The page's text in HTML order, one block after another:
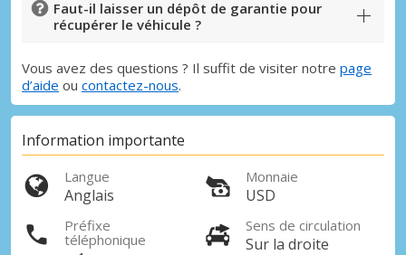
Faut-il laisser un dépôt de garantie pour
récupérer le véhicule ?
Vous avez des questions ? Il suffit de visiter notre page
d’aide ou contactez-nous.
Information importante
Langue
Anglais
Monnaie
USD
Préfixe
téléphonique
Sens de circulation
Sur la droite